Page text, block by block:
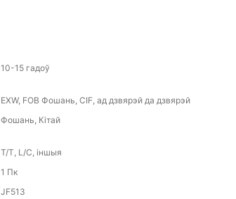
10-15 гадоў
EXW, FOB Фошань, CIF, ад дзвярэй да дзвярэй
Фошань, Кітай
T/T, L/C, іншыя
1 Пк
JF513